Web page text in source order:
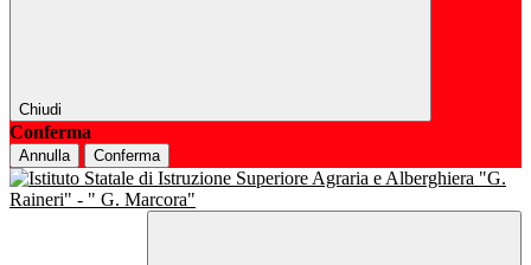
Chiudi
Conferma
Annulla Conferma